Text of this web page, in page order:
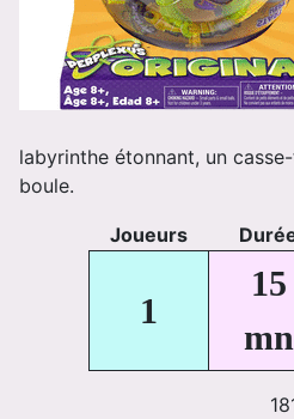
labyrinthe étonnant, un
boule.
Joueurs
1
15
mn